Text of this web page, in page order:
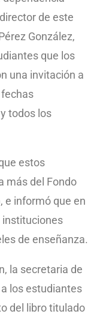
de este
González,
que los
una invitación a
todos los
estos
más del Fondo
e informó que en
instituciones
de enseñanza.
la secretaria de
los estudiantes
del libro titulado